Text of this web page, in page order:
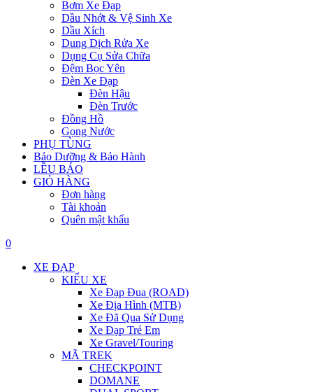
Bơm Xe Đạp
Dầu Nhớt & Vệ Sinh Xe
Dầu Xích
Dung Dịch Rửa Xe
Dụng Cụ Sửa Chữa
Đệm Bọc Yên
Đèn Xe Đạp
Đèn Hậu
Đèn Trước
Đồng Hồ
Gọng Nước
PHỤ TÙNG
Bảo Dưỡng & Bảo Hành
LỀU BÁO
GIỎ HÀNG
Đơn hàng
Tài khoản
Quên mật khẩu
0
XE ĐẠP
KIỂU XE
Xe Đạp Đua (ROAD)
Xe Địa Hình (MTB)
Xe Đã Qua Sử Dụng
Xe Đạp Trẻ Em
Xe Gravel/Touring
MÃ TREK
CHECKPOINT
DOMANE